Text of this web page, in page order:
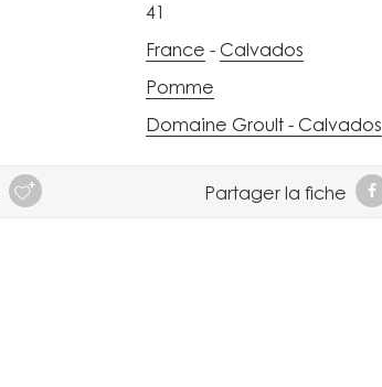
41
France
Calvados
Pomme
Domaine Groult - Calvados
Partager la fiche